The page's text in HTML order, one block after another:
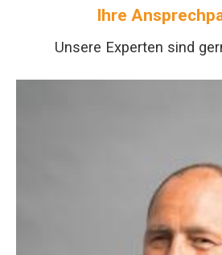
Ihre
Unsere Experten sind